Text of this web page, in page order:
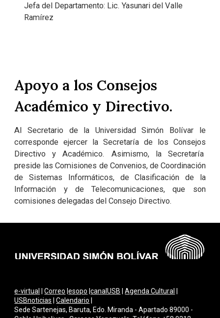
Jefa del Departamento: Lic. Yasunari del Valle
Ramírez
Apoyo a los Consejos
Académico y Directivo.
Al Secretario de la Universidad Simón Bolívar le
corresponde ejercer la Secretaría de los Consejos
Directivo y Académico. Asimismo, la Secretaría
preside las Comisiones de Convenios, de Coordinación
de Sistemas Informáticos, de Clasificación de la
Información y de Telecomunicaciones, que son
comisiones delegadas del Consejo Directivo.
e-virtual |Correo |esopo |canalUSB |Agenda Cultural
USBnoticias |Calendario
Sede Sartenejas, Baruta, Edo. Miranda - Apartado 89000 -